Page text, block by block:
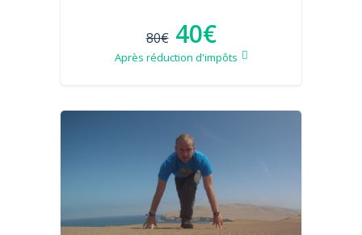
80€ 40€
Après réduction d'impôts